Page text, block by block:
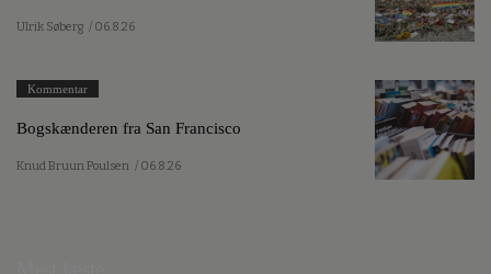
Ulrik Søberg / 06.8.26
Kommentar
Bogskænderen fra San Francisco
Knud Bruun Poulsen / 06.8.26